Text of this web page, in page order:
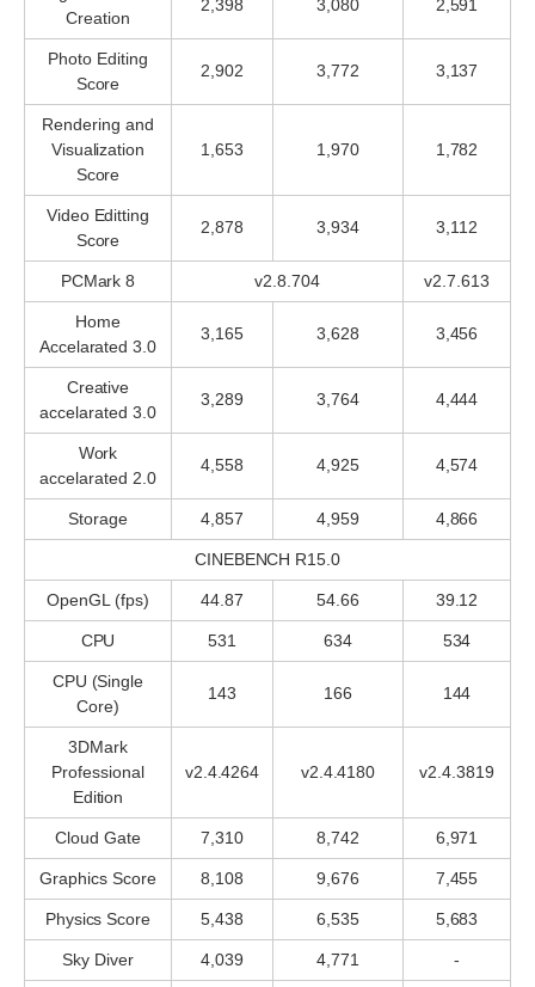
Creation
2,398 3,080 2,591
Photo Editing
Score
2,902 3,772 3,137
Rendering and
Visualization
Score
1,653 1,970 1,782
Video Editting
Score
2,878 3,934 3,112
PCMark 8 v2.8.704 v2.7.613
Home
Accelarated 3.0
3,165 3,628 3,456
Creative
accelarated 3.0
3,289 3,764 4,444
Work
accelarated 2.0
4,558 4,925 4,574
Storage 4,857 4,959 4,866
CINEBENCH R15.0
OpenGL (fps) 44.87 54.66 39.12
CPU 531 634 534
CPU (Single
Core)
143 166 144
3DMark
Professional
Edition
v2.4.4264 v2.4.4180 v2.4.3819
Cloud Gate 7,310 8,742 6,971
Graphics Score 8,108 9,676 7,455
Physics Score 5,438 6,535 5,683
Sky Diver 4,039 4,771 -